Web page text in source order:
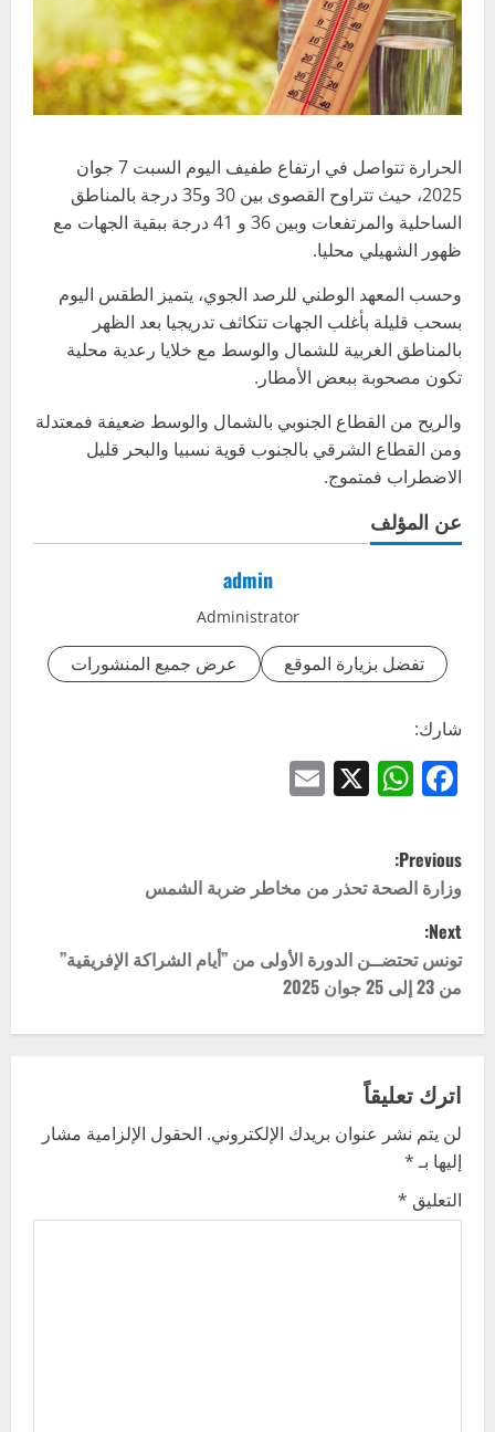
الحرارة تتواصل في ارتفاع طفيف اليوم السبت 7 جوان
2025، حيث تتراوح القصوى بين 30 و35 درجة بالمناطق
الساحلية والمرتفعات وبين 36 و 41 درجة ببقية الجهات مع
ظهور الشهيلي محليا.
وحسب المعهد الوطني للرصد الجوي، يتميز الطقس اليوم
بسحب قليلة بأغلب الجهات تتكاثف تدريجيا بعد الظهر
بالمناطق الغربية للشمال والوسط مع خلايا رعدية محلية
تكون مصحوبة ببعض الأمطار.
والريح من القطاع الجنوبي بالشمال والوسط ضعيفة فمعتدلة
ومن القطاع الشرقي بالجنوب قوية نسبيا والبحر قليل
الاضطراب فمتموج.
عن المؤلف
admin
Administrator
تفضل بزيارة الموقع عرض جميع المنشورات
شارك:
Facebook
WhatsApp
X
P
o
s
t
n
a
v
i
g
Previous:
وزارة الصحة تحذر من مخاطر ضربة الشمس
Next:
تونس تحتضــن الدورة الأولى من ’’أيام الشراكة الإفريقية’’
من 23 إلى 25 جوان 2025
اترك تعليقاً
لن يتم نشر عنوان بريدك الإلكتروني. الحقول الإلزامية مشار
إليها بـ*
التعليق *